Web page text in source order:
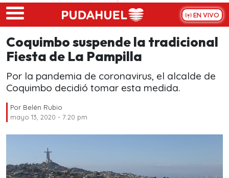
Skip to main content
EN VIVO
Coquimbo suspende la tradicional
Fiesta de La Pampilla
Por la pandemia de coronavirus, el alcalde de
Coquimbo decidió tomar esta medida.
Por Belén Rubio
mayo 13, 2020 - 7:20 pm